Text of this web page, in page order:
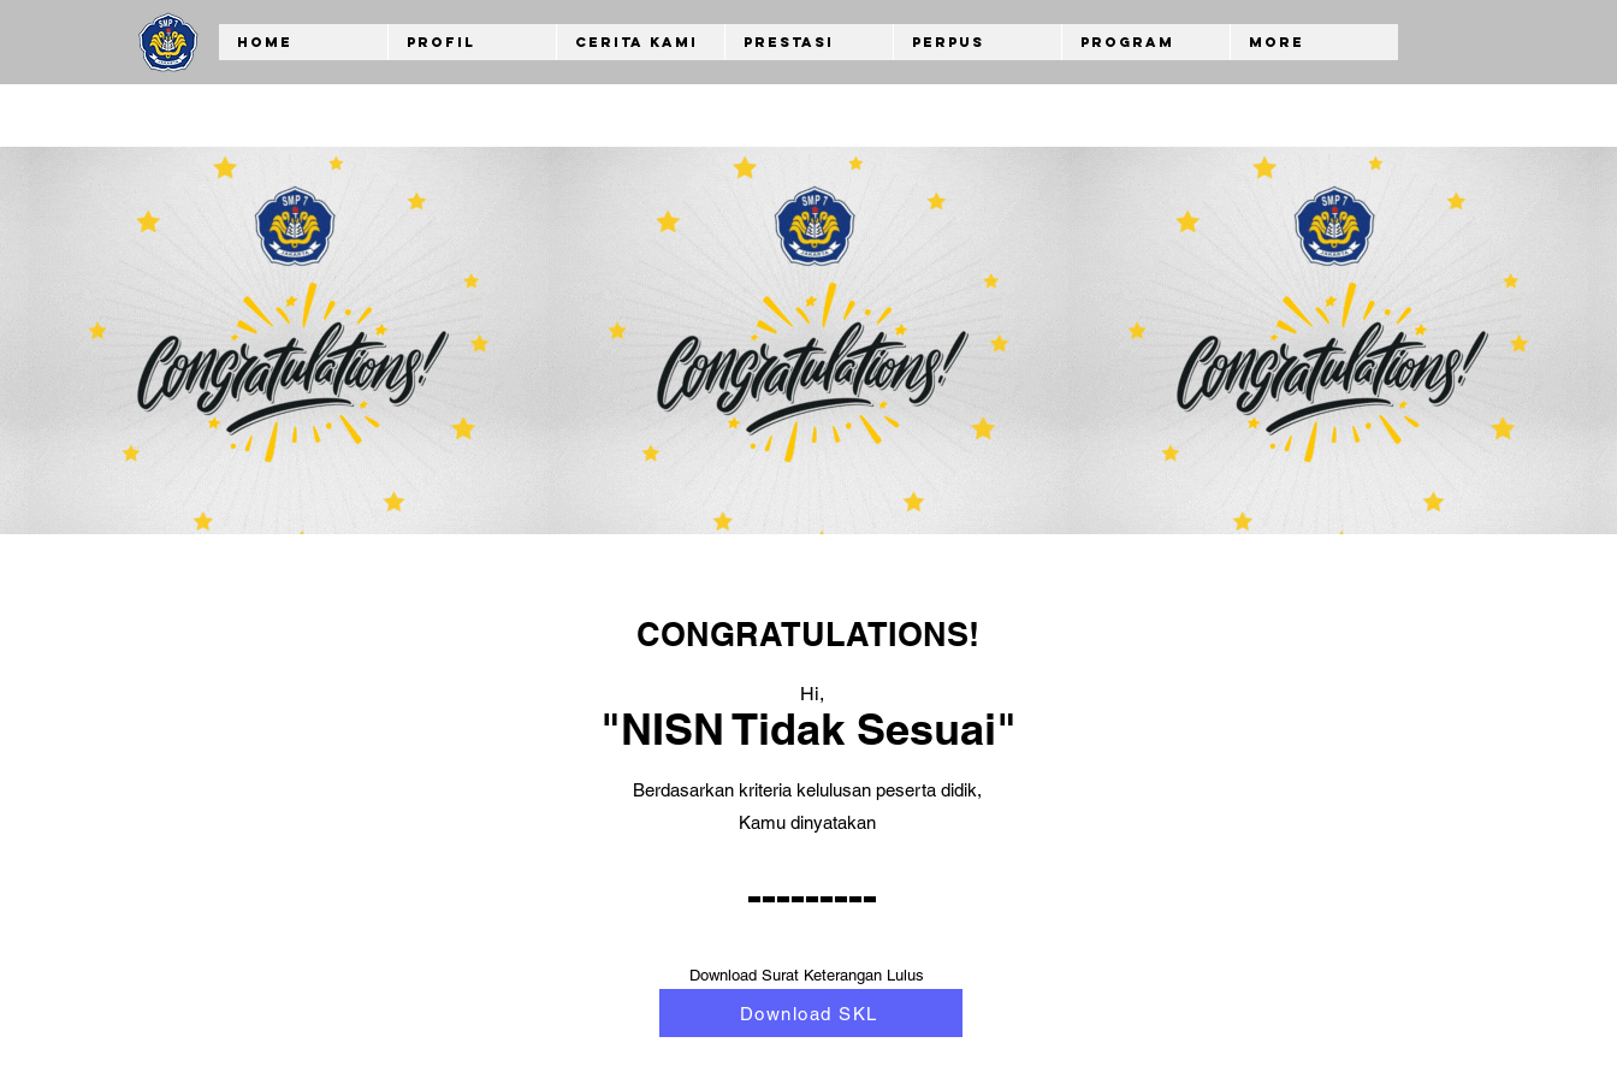
Home Profil Cerita Kami Prestasi Perpus Program More
CONGRATULATIONS!
Hi,
"NISN Tidak Sesuai"
Berdasarkan kriteria kelulusan peserta didik,
Kamu dinyatakan
---------
Download Surat Keterangan Lulus
Download SKL